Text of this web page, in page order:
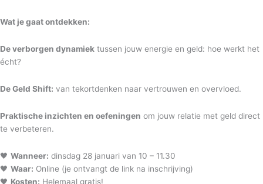
Wat je gaat ontdekken:
De verborgen dynamiek tussen jouw energie en geld: hoe werkt het
écht?
De Geld Shift: van tekortdenken naar vertrouwen en overvloed.
Praktische inzichten en oefeningen om jouw relatie met geld direct
te verbeteren.
🖤 Wanneer: dinsdag 28 januari van 10 – 11.30
🖤 Waar: Online (je ontvangt de link na inschrijving)
🖤 Kosten: Helemaal gratis!